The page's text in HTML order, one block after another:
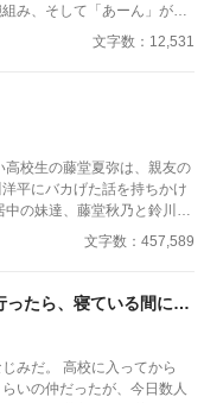
み、そして「あーん」が義
ラブラブっぷりだが、悠太
）している。 「ゆーた
男子生徒のプレッシャーが
ー」**はついに限界を迎え
尽くす――最初からクライマ
ブコメ、開幕！
文字数：12,531
平にバカげた話を持ちかけ
咲は、美男
のだけれど、男子に嫌悪感
らしのなかで徐々に変わっ
。
文字数：457,589
ったら、寝ている間に…
みだ。 高校に入ってから
いの仲だったが、今日数人